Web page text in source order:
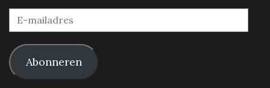
E-
mailadres
Abonneren